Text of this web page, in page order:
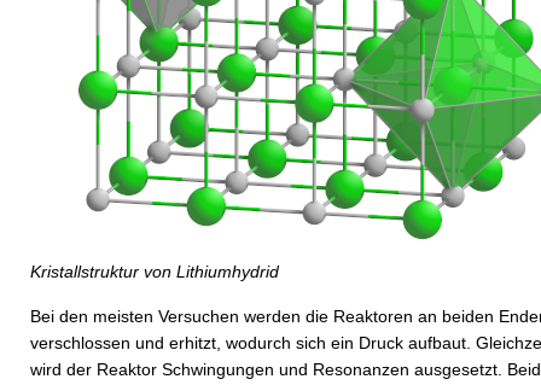
Kristallstruktur von Lithiumhydrid
Bei den meisten Versuchen werden die Reaktoren an beiden
verschlossen und erhitzt, wodurch sich ein Druck aufbaut.
wird der Reaktor Schwingungen und Resonanzen ausgesetzt.